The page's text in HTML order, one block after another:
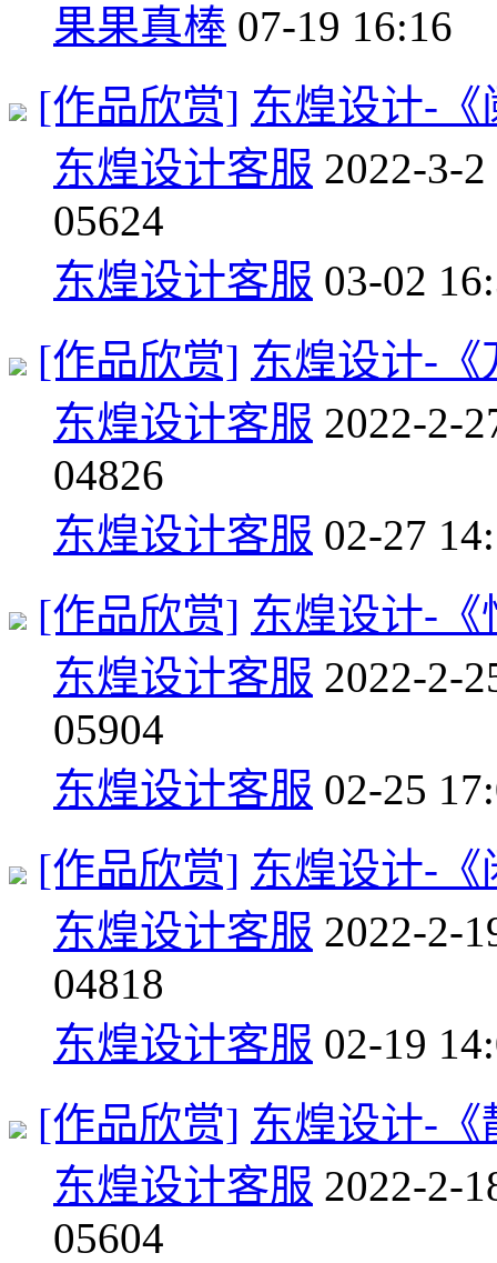
果果真棒 07-19 16:16
[作品欣赏] 东煌设计-《
东煌设计客服 2022-3-2
05624
东煌设计客服 03-02
[作品欣赏] 东煌设计-《
东煌设计客服 2022-2-
04826
东煌设计客服 02-27
[作品欣赏] 东煌设计-《
东煌设计客服 2022-2-
05904
东煌设计客服 02-25
[作品欣赏] 东煌设计-《
东煌设计客服 2022-2-
04818
东煌设计客服 02-19
[作品欣赏] 东煌设计-《
东煌设计客服 2022-2-
05604